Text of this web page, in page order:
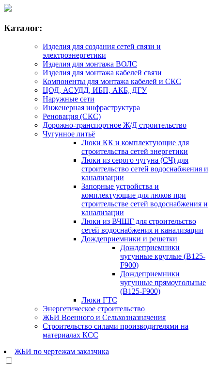
Каталог:
Изделия для создания сетей связи и
электроэнергетики
Изделия для монтажа ВОЛС
Изделия для монтажа кабелей связи
Компоненты для монтажа кабелей и СКС
ЦОД, АСУДД, ИБП, АКБ, ДГУ
Наружные сети
Инженерная инфраструктура
Реновация (СКС)
Дорожно-транспортное Ж/Д строительство
Чугунное литьё
Люки КК и комплектующие для
строительства сетей энергетики
Люки из серого чугуна (СЧ) для
строительство сетей водоснабжения и
канализации
Запорные устройства и
комплектующие для люков при
строительстве сетей водоснабжения и
канализации
Люки из ВЧШГ для строительство
сетей водоснабжения и канализации
Дождеприемники и решетки
Дождеприемники
чугунные круглые (В125-
F900)
Дождеприемники
чугунные прямоугольные
(В125-F900)
Люки ГТС
Энергетическое строительство
ЖБИ Военного и Сельхозназначения
Строительство силами производителями на
материалах КСС
ЖБИ по чертежам заказчика